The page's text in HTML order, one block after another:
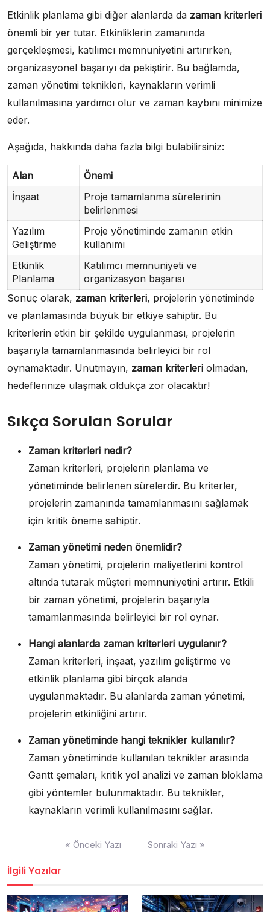
Etkinlik planlama gibi diğer alanlarda da zaman kriterleri
önemli bir yer tutar. Etkinliklerin zamanında
gerçekleşmesi, katılımcı memnuniyetini artırırken,
organizasyonel başarıyı da pekiştirir. Bu bağlamda,
zaman yönetimi teknikleri, kaynakların verimli
kullanılmasına yardımcı olur ve zaman kaybını minimize
eder.
Aşağıda, hakkında daha fazla bilgi bulabilirsiniz:
Alan
Önemi
İnşaat
Proje tamamlanma sürelerinin
belirlenmesi
Yazılım
Geliştirme
Proje yönetiminde zamanın etkin
kullanımı
Etkinlik
Planlama
Katılımcı memnuniyeti ve
organizasyon başarısı
Sonuç olarak, zaman kriterleri, projelerin yönetiminde
ve planlamasında büyük bir etkiye sahiptir. Bu
kriterlerin etkin bir şekilde uygulanması, projelerin
başarıyla tamamlanmasında belirleyici bir rol
oynamaktadır. Unutmayın, zaman kriterleri olmadan,
hedeflerinize ulaşmak oldukça zor olacaktır!
Sıkça Sorulan Sorular
Zaman kriterleri nedir?
Zaman kriterleri, projelerin planlama ve
yönetiminde belirlenen sürelerdir. Bu kriterler,
projelerin zamanında tamamlanmasını sağlamak
için kritik öneme sahiptir.
Zaman yönetimi neden önemlidir?
Zaman yönetimi, projelerin maliyetlerini kontrol
altında tutarak müşteri memnuniyetini artırır. Etkili
bir zaman yönetimi, projelerin başarıyla
tamamlanmasında belirleyici bir rol oynar.
Hangi alanlarda zaman kriterleri uygulanır?
Zaman kriterleri, inşaat, yazılım geliştirme ve
etkinlik planlama gibi birçok alanda
uygulanmaktadır. Bu alanlarda zaman yönetimi,
projelerin etkinliğini artırır.
Zaman yönetiminde hangi teknikler kullanılır?
Zaman yönetiminde kullanılan teknikler arasında
Gantt şemaları, kritik yol analizi ve zaman bloklama
gibi yöntemler bulunmaktadır. Bu teknikler,
kaynakların verimli kullanılmasını sağlar.
« Önceki Yazı Sonraki Yazı »
İlgili Yazılar